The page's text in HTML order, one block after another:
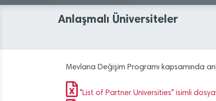
Anlaşmalı Üniversiteler
Mevlana Değişim Programı kapsamında
"List of Partner Universities" isimli